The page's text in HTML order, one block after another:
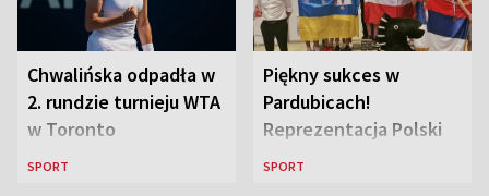
Chwalińska odpadła w
2. rundzie turnieju WTA
w Toronto
SPORT
Piękny sukces w
Pardubicach!
Reprezentacja Polski
wygrywa Drużynowe
SPORT